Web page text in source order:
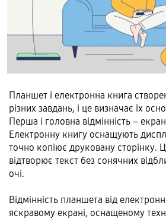
Планшет і електронна книга
різних завдань, і це визначає їх
Перша і головна відмінність –
Електронну книгу оснащують
точно копіює друковану сторінку.
відтворює текст без сонячних
очі.
Відмінність планшета від
яскравому екрані, оснащеному